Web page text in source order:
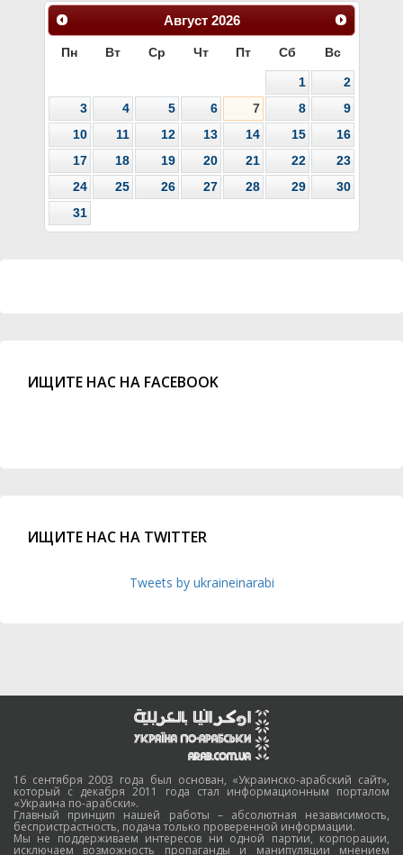
Август 2026
Пн Вт Ср Чт Пт Сб Вс
1
2
3
4 5 6 7 8
9
10
11 12 13 14 15
16
17
18 19 20 21 22
23
24
25 26 27 28 29
30
31
ИЩИТЕ НАС НА FACEBOOK
ИЩИТЕ НАС НА TWITTER
Tweets by ukraineinarabi
16 сентября 2003 года был основан, «Украинско-арабский сайт»,
который с декабря 2011 года стал информационным порталом
«Украина по-арабски».
Главный принцип нашей работы – абсолютная независимость,
беспристрастность, подача только проверенной информации.
Мы не поддерживаем интересов ни одной партии, корпорации,
исключаем возможность пропаганды и манипуляции мнением